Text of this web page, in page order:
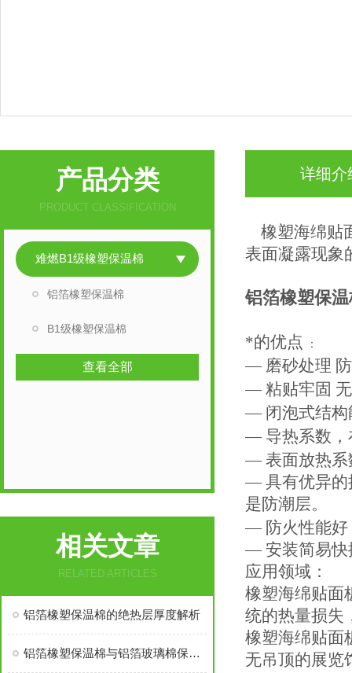
产品分类
PRODUCT CLASSIFICATION
难燃B1级橡塑保温棉
铝箔橡塑保温棉
B1级橡塑保温棉
查看全部
相关文章
RELATED ARTICLES
铝箔橡塑保温棉的绝热层厚度解析
铝箔橡塑保温棉与铝箔玻璃棉保温棉哪个贵
详细介
橡塑海绵贴
表面凝露现象
铝箔橡塑保
*的优点 ：
— 磨砂处理
— 粘贴牢固
— 闭泡式结构
— 导热系数，
— 表面放热系
— 具有优异的
是防潮层。
— 防火性能好
— 安装简易快
应用领域：
橡塑海绵贴面
统的热量损失
橡塑海绵贴面
无吊顶的展览